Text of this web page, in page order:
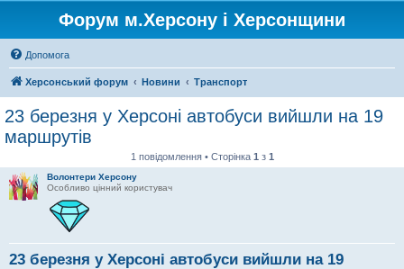
Форум м.Херсону і Херсонщини
Допомога
Херсонський форум Новини Транспорт
23 березня у Херсоні автобуси вийшли на 19
маршрутів
1 повідомлення • Сторінка 1 з 1
Волонтери Херсону
Особливо цінний користувач
23 березня у Херсоні автобуси вийшли на 19